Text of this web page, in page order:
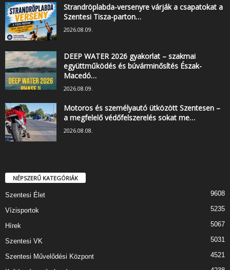
Strandröplabda-versenyre várják a csapatokat a
Szentesi Tisza-parton…
2026.08.09.
DEEP WATER 2026 gyakorlat – szakmai
együttműködés és búvárminősítés Észak-
Macedó…
2026.08.09.
Motoros és személyautó ütközött Szentesen –
a megfelelő védőfelszerelés sokat me…
2026.08.08.
NÉPSZERŰ KATEGÓRIÁK
Szentesi Élet 9608
Vízisportok 5235
Hírek 5067
Szentesi VK 5031
Szentesi Művelődési Központ 4521